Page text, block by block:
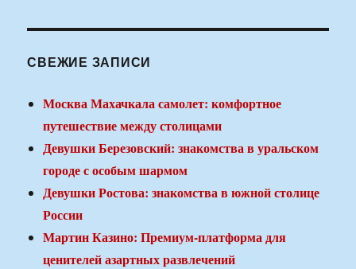
СВЕЖИЕ ЗАПИСИ
Москва Махачкала самолет: комфортное
путешествие между столицами
Девушки Березовский: знакомства в уральском
городе с особым шармом
Девушки Ростова: знакомства в южной столице
России
Мартин Казино: Премиум-платформа для
ценителей азартных развлечений